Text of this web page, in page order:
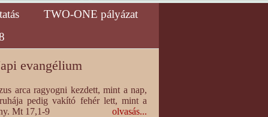
TWO-ONE pályázat
evangélium
arca ragyogni kezdett, mint a nap,
pedig vakító fehér lett, mint a
Mt 17,1-9
olvasás...